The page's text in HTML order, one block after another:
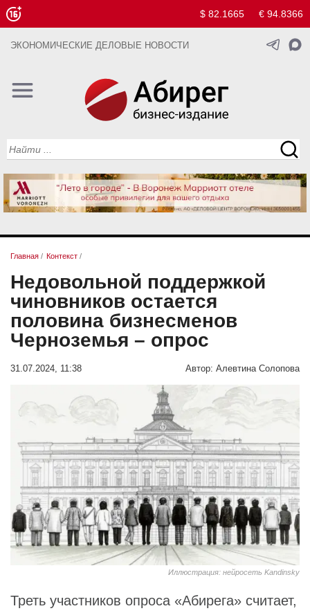
$ 82.1665 € 94.8366
ЭКОНОМИЧЕСКИЕ ДЕЛОВЫЕ НОВОСТИ
Главная / Контекст /
Недовольной поддержкой
чиновников остается
половина бизнесменов
Черноземья – опрос
31.07.2024, 11:38 Автор: Алевтина Солопова
Иллюстрация: нейросеть Kandinsky
Треть участников опроса «Абирега» считает,